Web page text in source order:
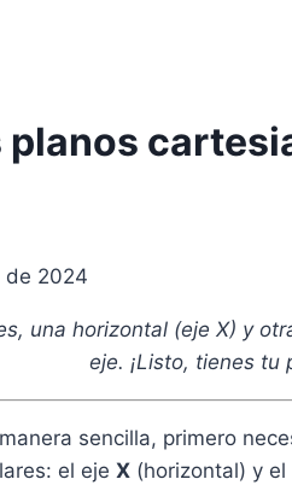
de 2024
una horizontal (eje X) y
eje. ¡Listo, tienes tu
sencilla, primero
el eje X (horizontal) y el